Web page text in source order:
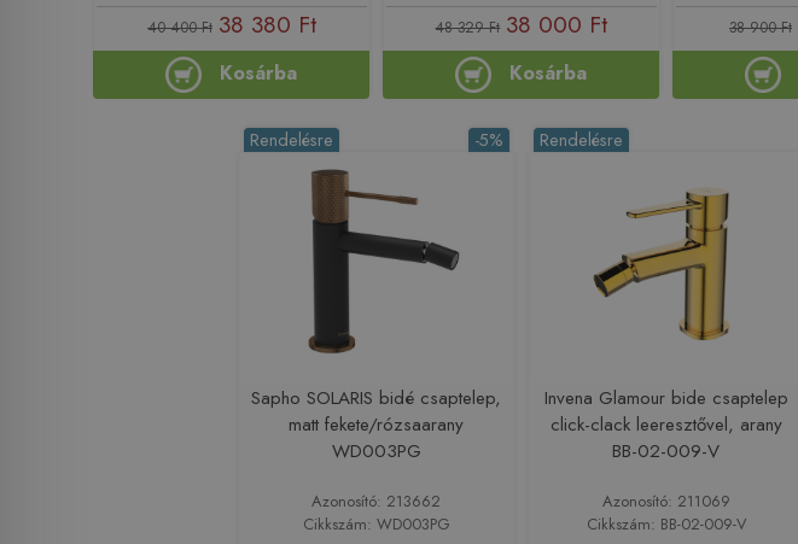
40 400 Ft 38 380 Ft
Kosárba
48 329 Ft 38 000 Ft
Kosárba
38 900 Ft
-5%
Rendelésre
Sapho SOLARIS bidé csaptelep,
matt fekete/rózsaarany
WD003PG
Azonosító: 213662
Cikkszám: WD003PG
Rendelésre
Invena Glamour bide csaptelep
click-clack leeresztővel, arany
BB-02-009-V
Azonosító: 211069
Cikkszám: BB-02-009-V